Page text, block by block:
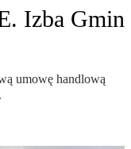
Izba Gmin
umowę handlową